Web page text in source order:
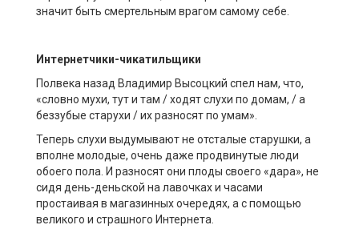
значит быть смертельным врагом самому себе.
Интернетчики-чикатильщики
Полвека назад Владимир Высоцкий спел нам, что,
«словно мухи, тут и там / ходят слухи по домам, / а
беззубые старухи / их разносят по умам».
Теперь слухи выдумывают не отсталые старушки, а
вполне молодые, очень даже продвинутые люди
обоего пола. И разносят они плоды своего «дара», не
сидя день-деньской на лавочках и часами
простаивая в магазинных очередях, а с помощью
великого и страшного Интернета.